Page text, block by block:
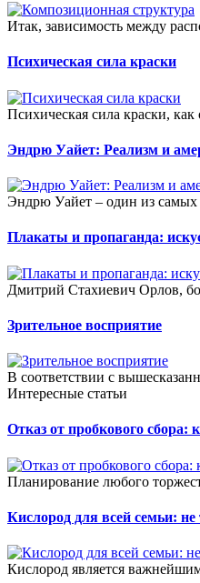
Итак, зависимость между
Психическая сила краски
Психическая сила краски,
Эндрю Уайет: Реализм и
Эндрю Уайет – один из самых
Плакаты и пропаганда:
Дмитрий Стахиевич Орлов,
Зрительное восприятие
В соответствии с
Интересные статьи
Отказ от пробкового сбора:
Планирование любого
Кислород для всей семьи:
Кислород является